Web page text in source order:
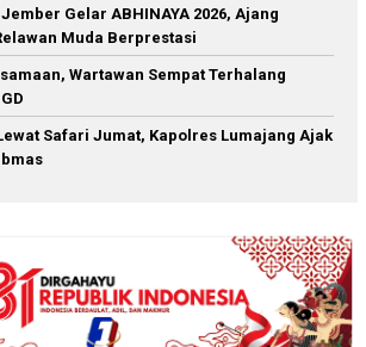
Jember Gelar ABHINAYA 2026, Ajang
Muda Berprestasi
Wartawan Sempat Terhalang
Safari Jumat, Kapolres Lumajang Ajak